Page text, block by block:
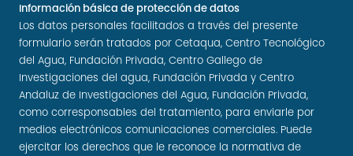
Información básica de protección de datos
Los datos personales facilitados a través del presente
formulario serán tratados por Cetaqua, Centro Tecnológico
del Agua, Fundación Privada, Centro Gallego de
Investigaciones del agua, Fundación Privada y Centro
Andaluz de Investigaciones del Agua, Fundación Privada,
como corresponsables del tratamiento, para enviarle por
medios electrónicos comunicaciones comerciales. Puede
ejercitar los derechos que le reconoce la normativa de